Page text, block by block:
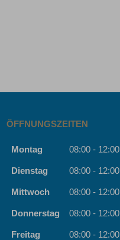
ÖFFNUNGSZEITEN
Montag 08:00 - 12:00
Dienstag 08:00 - 12:00
Mittwoch 08:00 - 12:00
Donnerstag 08:00 - 12:00
Freitag 08:00 - 12:00